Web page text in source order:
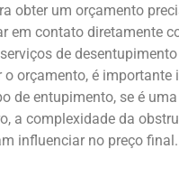
obter um orçamento
em contato diretamente
de desentupimento
o orçamento, é importante
de entupimento, se é
a complexidade da
influenciar no preço final.